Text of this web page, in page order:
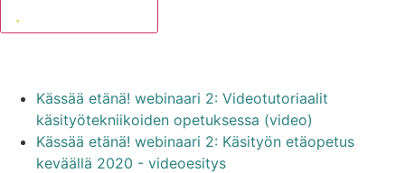
Kässää etänä! webinaari 2: Videotutoriaalit
käsityötekniikoiden opetuksessa (video)
Kässää etänä! webinaari 2: Käsityön etäopetus
keväällä 2020 - videoesitys